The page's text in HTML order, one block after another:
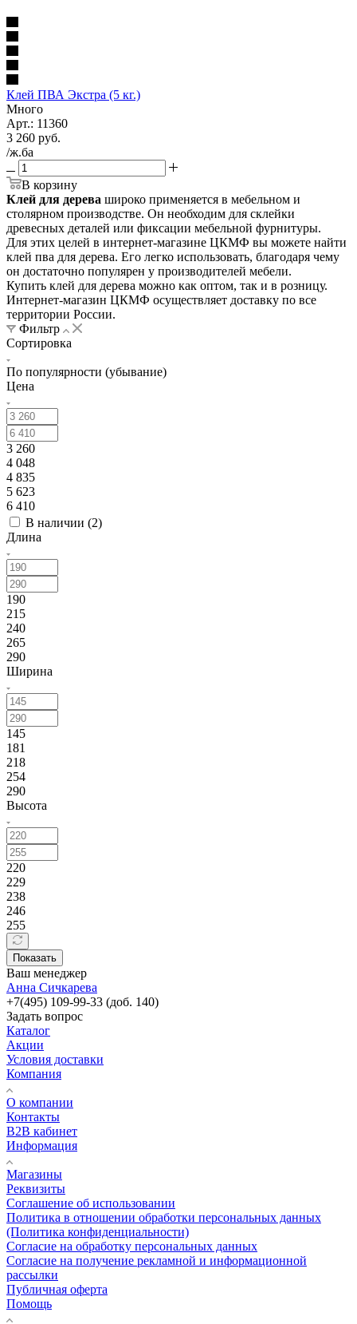
Клей ПВА Экстра (5 кг.)
Много
Арт.: 11360
3 260 руб.
/ж.ба
В корзину
Клей для дерева широко применяется в мебельном и
столярном производстве. Он необходим для склейки
древесных деталей или фиксации мебельной фурнитуры.
Для этих целей в интернет-магазине ЦКМФ вы можете найти
клей пва для дерева. Его легко использовать, благодаря чему
он достаточно популярен у производителей мебели.
Купить клей для дерева можно как оптом, так и в розницу.
Интернет-магазин ЦКМФ осуществляет доставку по все
территории России.
Фильтр
Сортировка
По популярности (убывание)
Цена
3 260
4 048
4 835
5 623
6 410
В наличии (2)
Длина
190
215
240
265
290
Ширина
145
181
218
254
290
Высота
220
229
238
246
255
Показать
Ваш менеджер
Анна Сичкарева
+7(495) 109-99-33 (доб. 140)
Задать вопрос
Каталог
Акции
Условия доставки
Компания
О компании
Контакты
B2B кабинет
Информация
Магазины
Реквизиты
Соглашение об использовании
Политика в отношении обработки персональных данных
(Политика конфиденциальности)
Согласие на обработку персональных данных
Согласие на получение рекламной и информационной
рассылки
Публичная оферта
Помощь